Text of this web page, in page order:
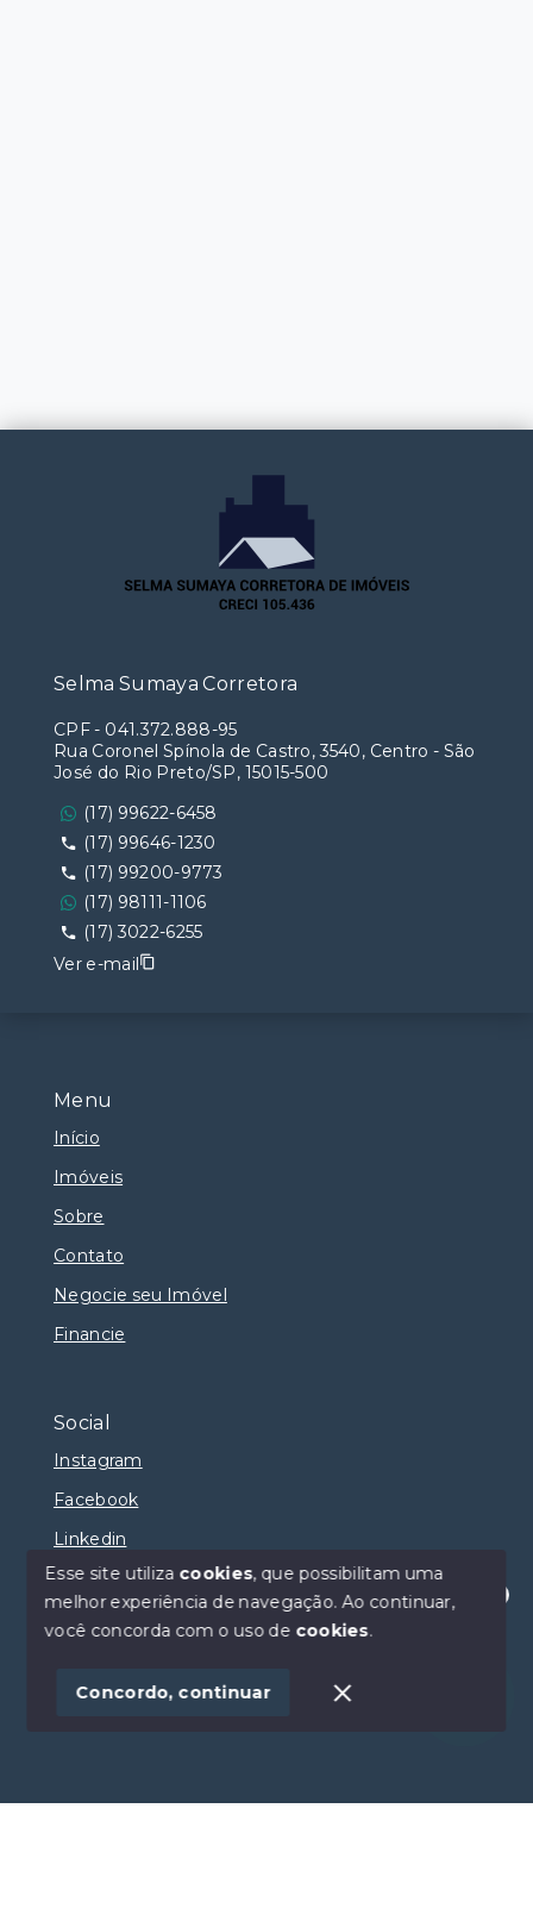
Olá! Estamos disponíveis para te ajudar.
Menu
Início
Imóveis
Sobre
Contato
Negocie seu Imóvel
Financie
Social
Instagram
Facebook
Linkedin
© Copyright 2026 - Selma Sumaya Corretora - Todos
SITE PARA IMOBILIARIA
Selma Sumaya Corretora
CPF- 041.372.888-95
Rua Coronel Spínola de Castro, 3540, Centro - São
José do Rio Preto/SP, 15015-500
(17) 99622-6458
(17) 99646-1230
(17) 99200-9773
(17) 98111-1106
(17) 3022-6255
Ver e-mail
Esse site utiliza cookies, que possibilitam uma
melhor experiência de navegação.Ao continuar,
você concorda com o uso de cookies.
Concordo, continuar